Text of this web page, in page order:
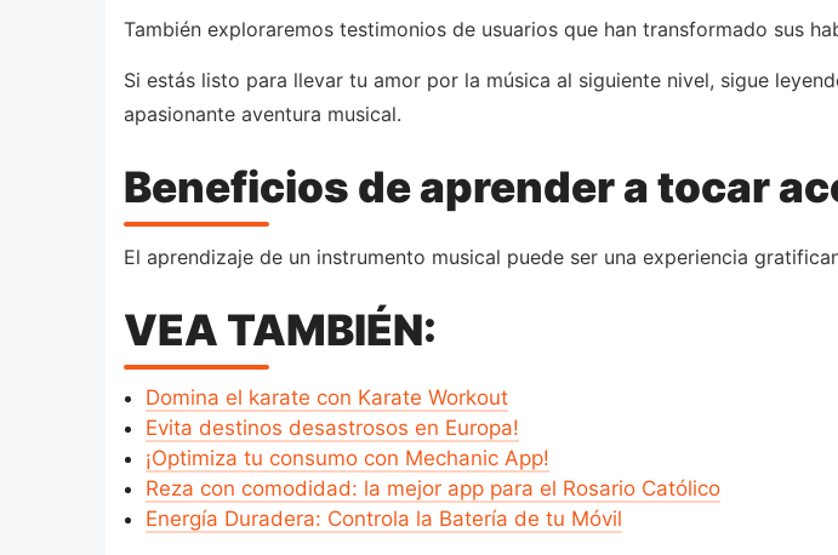
También exploraremos testimonios de usuarios que han transformado sus
Si estás listo para llevar tu amor por la música al siguiente nivel, sigue
apasionante aventura musical.
Beneficios de aprender a tocar
El aprendizaje de un instrumento musical puede ser una experiencia
VEA TAMBIÉN:
Domina el karate con Karate Workout
Evita destinos desastrosos en Europa!
¡Optimiza tu consumo con Mechanic App!
Reza con comodidad: la mejor app para el Rosario Católico
Energía Duradera: Controla la Batería de tu Móvil